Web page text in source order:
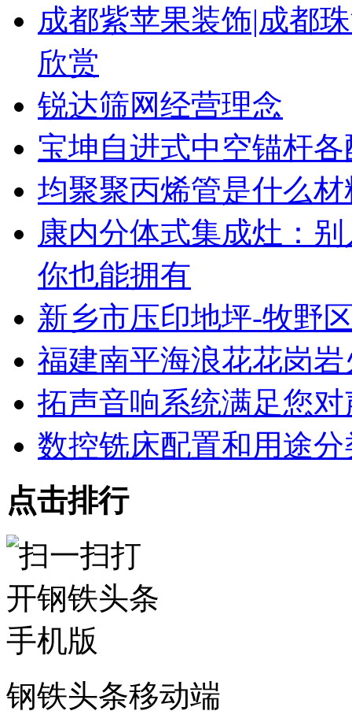
成都紫苹果装饰|成都
欣赏
锐达筛网经营理念
宝坤自进式中空锚杆
均聚聚丙烯管是什么材
康内分体式集成灶：
你也能拥有
新乡市压印地坪-牧野
福建南平海浪花花岗
拓声音响系统满足您
数控铣床配置和用途分
点击排行
钢铁头条移动端